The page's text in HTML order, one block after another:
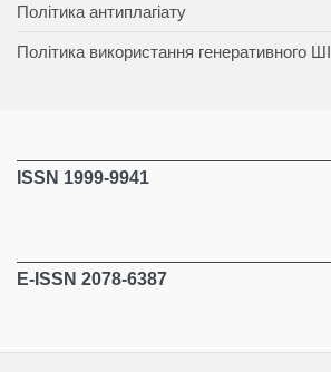
Політика антиплагіату
Політика використання генеративного ШІ
ISSN 1999-9941
E-ISSN 2078-6387